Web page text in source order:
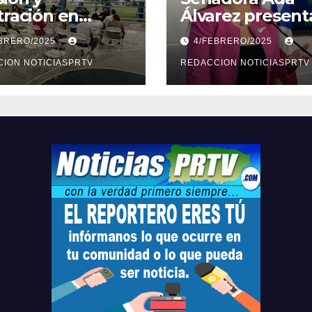
en
sobre
en
2025
NOTICIASPRTV
Álvarez
medidas ante la
violencia en el
noviazgo
4/FEBRERO/2025
REDACCION NOTICIASPRTV